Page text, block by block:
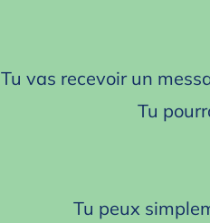
Tu vas recevoir un
Tu
Tu peux